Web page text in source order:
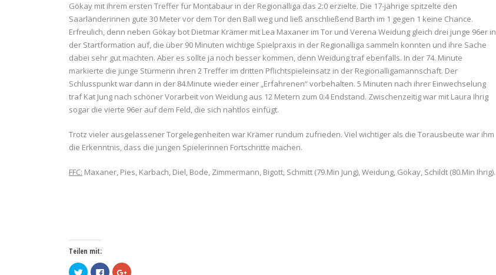
Gökay mit ihrem ersten Treffer für Montabaur in der Regionalliga das 2:0 erzielte. Die 17-jährige spitzelte den
Saarländerinnen gute 30 Meter vor dem Tor den Ball weg und ließ anschließend Barth im 1 gegen 1 keine Chance.
Erfreulich, denn neben Gökay bot Dietmar Krämer mit Lea Maxaner im Tor und Verena Weidung gleich drei junge 96er in
der Startformation auf, die über 90 Minuten wichtige Spielpraxis in der Regionalliga sammeln konnten und ihre Sache
dabei sehr gut machten. Aber es sollte ja noch besser kommen, denn Weidung traf ebenfalls. In der 74. Minute
markierte die junge Stürmerin ihren 2 Treffer im dritten Pflichtspieleinsatz in der Regionalligamannschaft. Der
Schlusspunkt war dann in der 84.Minute wieder einer „Erfahrenen“ vorbehalten. 5 Minuten nach ihrer Einwechselung
traf Kat Jung nach schöner Vorarbeit von Weidung aus 12 Metern zum 0:4 Endstand. Zwischenzeitig war mit Laura Ihrig
sogar die vierte 96er auf dem Feld, die sich nahtlos einfügt.
Trotz vieler ausgelassener Torgelegenheiten war Krämer rundum zufrieden. Viel wichtiger als die Torausbeute war ihm
die Erkenntnis, dass die jungen Spielerinnen Fortschritte machen.
FFC: Maxaner, Pies, Karbach, Diel, Bode, Zimmermann, Bigott, Schmitt (79.Min Jung), Weidung, Gökay, Schildt (80.Min Ihrig).
Teilen mit:
Klick,
Klick, Zum